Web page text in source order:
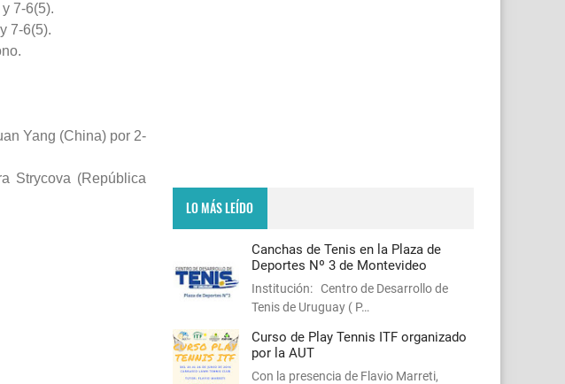
7-6(5).
7-6(5).
Yang (China) por 2-
Strycova (República
LO MÁS LEÍDO
Canchas de Tenis en la Plaza de
Deportes Nº 3 de Montevideo
Institución: Centro de Desarrollo de
Tenis de Uruguay ( P…
Curso de Play Tennis ITF organizado
por la AUT
Con la presencia de Flavio Marreti,